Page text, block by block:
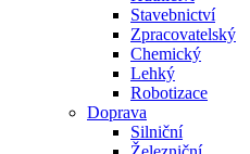
Stavebnictví
Zpracovatelský
Chemický
Lehký
Robotizace
Doprava
Silniční